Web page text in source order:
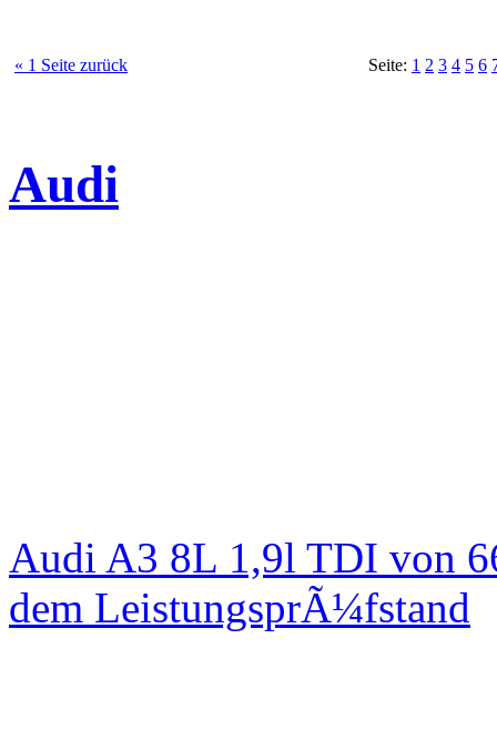
« 1 Seite zurück Seite: 1 2 3 4 5 6
Audi
Audi A3 8L 1,9l TDI von
dem LeistungsprÃ¼fstand